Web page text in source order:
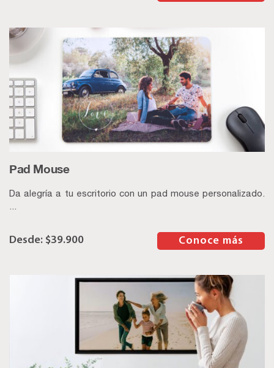
Pad Mouse
Da alegría a tu escritorio con un pad mouse personalizado.
$39.900 Conoce más